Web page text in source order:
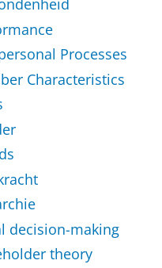
Processes
Characteristics
decision-making
theory